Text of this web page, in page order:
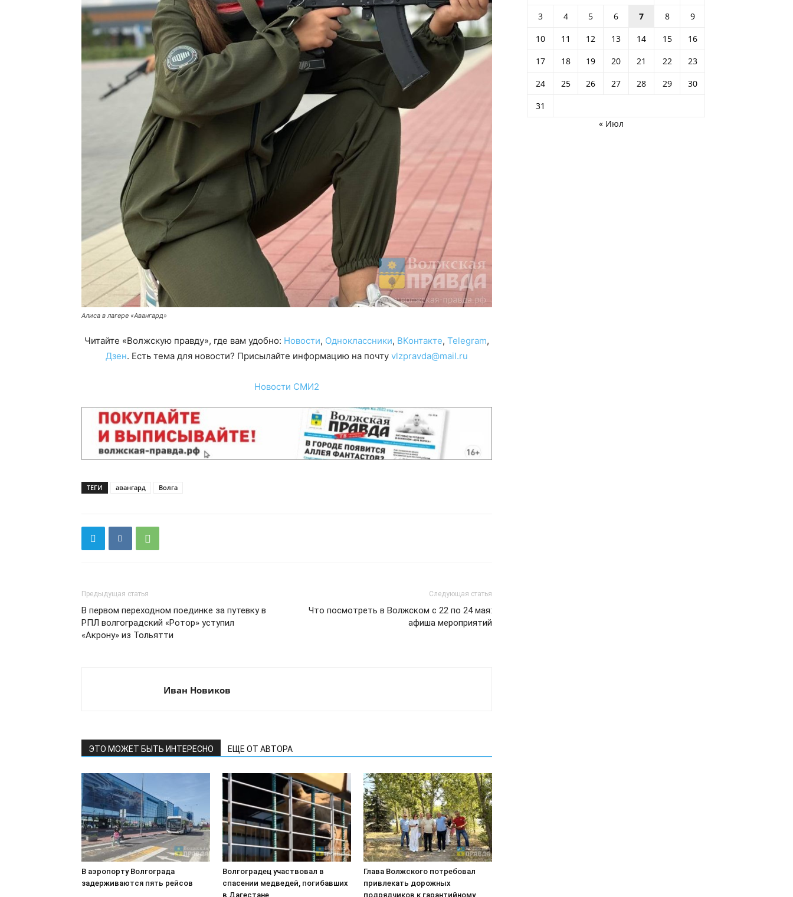
Алиса в лагере «Авангард»
Читайте «Волжскую правду», где вам удобно: Новости, Одноклассники, ВКонтакте, Telegram,
Дзен. Есть тема для новости? Присылайте информацию на почту vlzpravda@mail.ru
Новости СМИ2
ТЕГИ авангард Волга
Предыдущая статья
В первом переходном поединке за путевку в
РПЛ волгоградский «Ротор» уступил
«Акрону» из Тольятти
Следующая статья
Что посмотреть в Волжском с 22 по 24 мая:
афиша мероприятий
Иван Новиков
ЭТО МОЖЕТ БЫТЬ ИНТЕРЕСНО ЕЩЕ ОТ АВТОРА
В аэропорту Волгограда
задерживаются пять рейсов
Волгоградец участвовал в
спасении медведей, погибавших
в Дагестане
Глава Волжского потребовал
привлекать дорожных
подрядчиков к гарантийному
3
4 5 6 7 8
9
10
11 12 13 14 15
16
17
18 19 20 21 22
23
24
25 26 27 28 29
30
31
« Июл